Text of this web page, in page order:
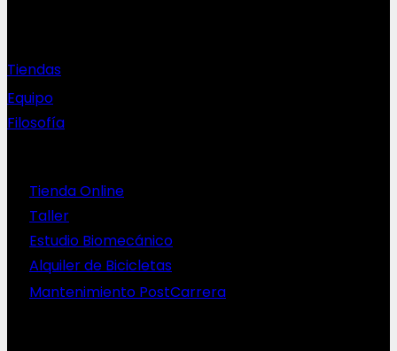
Tiendas
Equipo
Filosofía
Tienda Online
Taller
Estudio Biomecánico
Alquiler de Bicicletas
Mantenimiento PostCarrera